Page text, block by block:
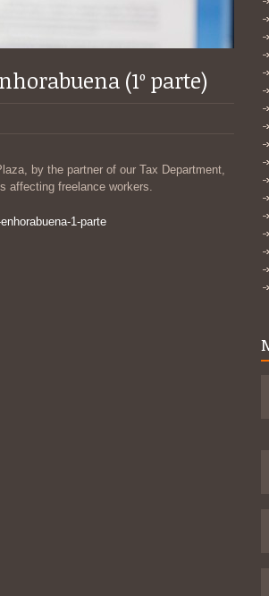
(1º parte)
by the partner of our Tax Department,
affecting freelance workers.
1-parte